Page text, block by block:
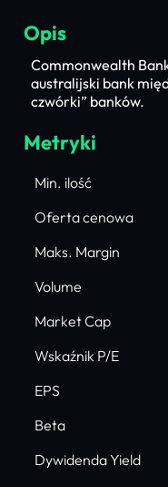
Opis
Commonwealth
australijski bank
czwórki” banków.
Metryki
Min. ilość
Oferta cenowa
Maks. Margin
Volume
Market Cap
Wskaźnik P/E
EPS
Beta
Dywidenda Yield